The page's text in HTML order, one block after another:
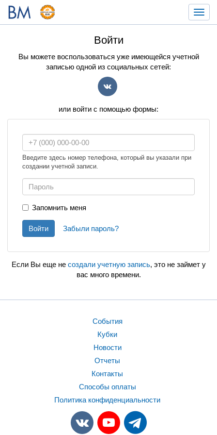
Войти
Вы можете воспользоваться уже имеющейся учетной
записью одной из социальных сетей:
или войти с помощью формы:
Введите здесь номер телефона, который вы указали при
создании учетной записи.
Запомнить меня
Войти Забыли пароль?
Если Вы еще не создали учетную запись, это не займет у
вас много времени.
События
Кубки
Новости
Отчеты
Контакты
Способы оплаты
Политика конфиденциальности